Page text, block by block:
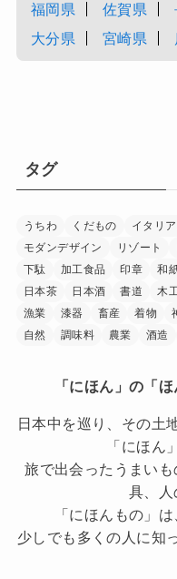
福岡県
佐賀県
大分県
宮崎県
タグ
うちわ くだもの イタリ
モダンデザイン
リゾート
下駄
加工食品 印章 和
日本茶
日本酒 書道 木
漁業
漆器 畜産 着物
自然
調味料 農業 酒造
「にほん」の「
日本中を巡り、その土
「にほん
旅で出会ったうまい
具、人
「にほんもの」
少しでも多くの人に知